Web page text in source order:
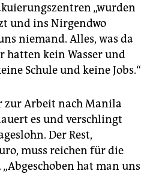
„wurden
und ins Nirgendwo
niemand. Alles, was da
hatten kein Wasser und
Schule und keine Jobs.“
zur Arbeit nach Manila
es und verschlingt
Der Rest,
muss reichen für die
hat man uns